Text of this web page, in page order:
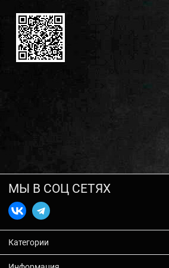
МЫ В СОЦ СЕТЯХ
Категории